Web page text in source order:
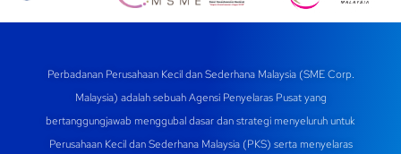
Perbadanan Perusahaan Kecil dan Sederhana Malaysia (SME Corp.
Malaysia) adalah sebuah Agensi Penyelaras Pusat yang
bertanggungjawab menggubal dasar dan strategi menyeluruh untuk
Perusahaan Kecil dan Sederhana Malaysia (PKS) serta menyelaras